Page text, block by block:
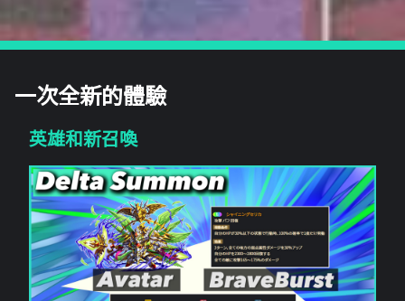
一次全新的體驗
英雄和新召喚